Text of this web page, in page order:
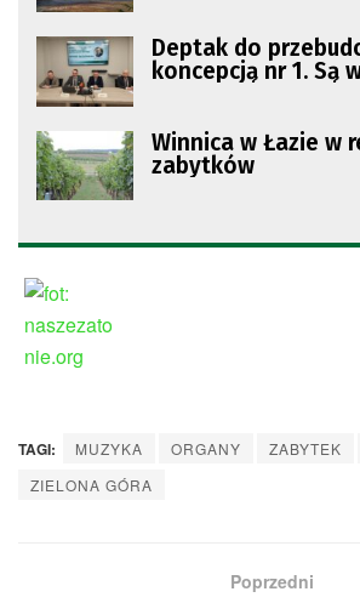
Deptak do
koncepcją nr 1. Są
Winnica w Łazie w
zabytków
TAGI: MUZYKA ORGANY ZABYTEK
ZIELONA GÓRA
Poprzedni